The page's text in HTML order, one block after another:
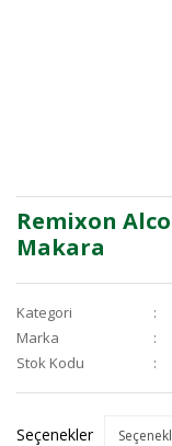
Remixon
Makara
Kategori
Marka
Stok Kodu
Seçenekler